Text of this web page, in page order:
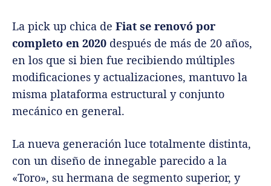
La pick up chica de Fiat se renovó por
completo en 2020 después de más de 20 años,
en los que si bien fue recibiendo múltiples
modificaciones y actualizaciones, mantuvo la
misma plataforma estructural y conjunto
mecánico en general.
La nueva generación luce totalmente distinta,
con un diseño de innegable parecido a la
«Toro», su hermana de segmento superior, y